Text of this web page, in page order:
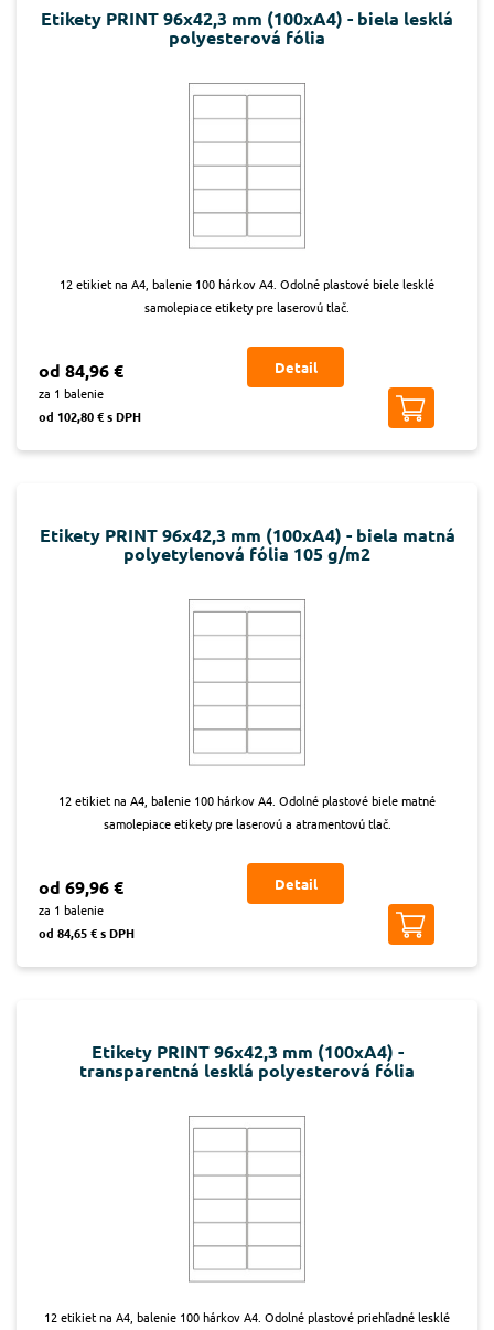
Etikety PRINT 96x42,3 mm (100xA4) - biela lesklá
polyesterová fólia
12 etikiet na A4, balenie 100 hárkov A4. Odolné plastové biele lesklé
samolepiace etikety pre laserovú tlač.
od 84,96 €
za 1 balenie
od 102,80 € s DPH
Detail
Etikety PRINT 96x42,3 mm (100xA4) - biela matná
polyetylenová fólia 105 g/m2
12 etikiet na A4, balenie 100 hárkov A4. Odolné plastové biele matné
samolepiace etikety pre laserovú a atramentovú tlač.
od 69,96 €
za 1 balenie
od 84,65 € s DPH
Detail
Etikety PRINT 96x42,3 mm (100xA4) -
transparentná lesklá polyesterová fólia
12 etikiet na A4, balenie 100 hárkov A4. Odolné plastové priehľadné lesklé